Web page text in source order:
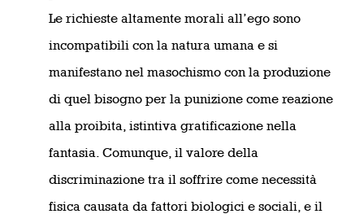
Le richieste altamente morali all’ego sono
incompatibili con la natura umana e si
manifestano nel masochismo con la produzione
di quel bisogno per la punizione come reazione
alla proibita, istintiva gratificazione nella
fantasia. Comunque, il valore della
discriminazione tra il soffrire come necessità
fisica causata da fattori biologici e sociali, e il